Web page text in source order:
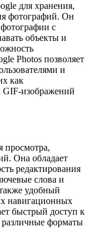
для хранения,
фотографий. Он
с
объекты и
Photos позволяет
и
как
GIF-изображений
просмотра,
Она обладает
редактирования
слова и
удобный
навигационных
быстрый доступ к
форматы